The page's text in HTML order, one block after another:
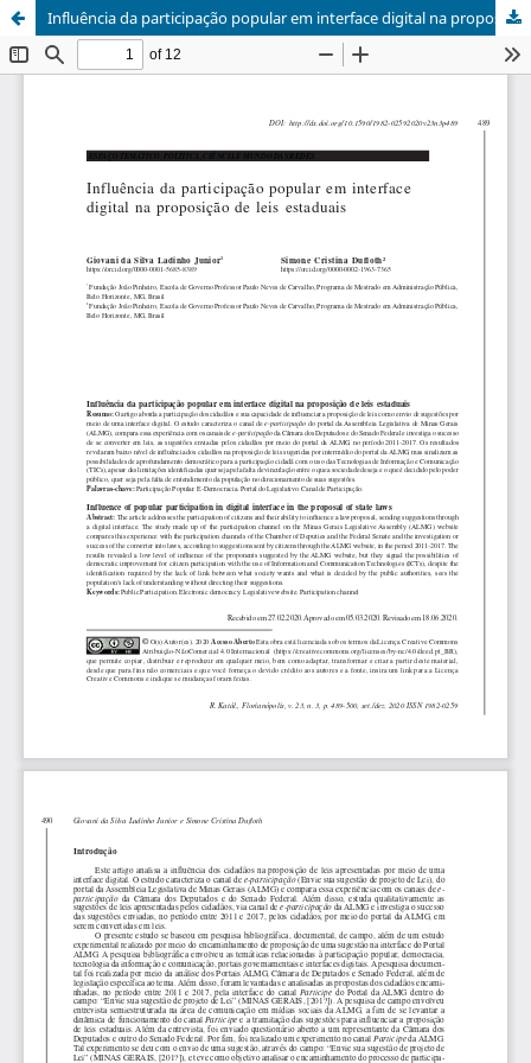
Influência da participação popular em interface digital na proposição de leis estaduais